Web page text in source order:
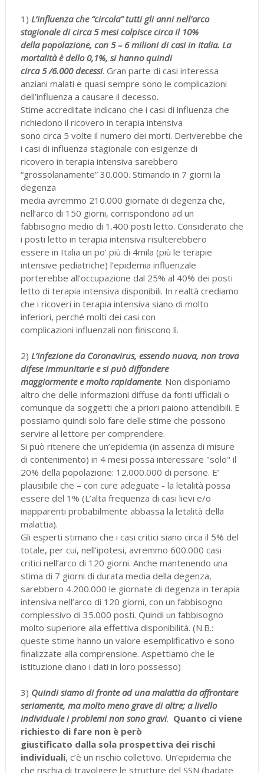
1) L’influenza che “circola” tutti gli anni nell’arco
stagionale di circa 5 mesi colpisce circa il 10%
della popolazione, con 5 – 6 milioni di casi in Italia. La
mortalità è dello 0,1%, si hanno quindi
circa 5 /6.000 decessi. Gran parte di casi interessa
anziani malati e quasi sempre sono le complicazioni
dell’influenza a causare il decesso.
Stime accreditate indicano che i casi di influenza che
richiedono il ricovero in terapia intensiva
sono circa 5 volte il numero dei morti. Deriverebbe che
i casi di influenza stagionale con esigenze di
ricovero in terapia intensiva sarebbero
“grossolanamente” 30.000. Stimando in 7 giorni la
degenza
media avremmo 210.000 giornate di degenza che,
nell’arco di 150 giorni, corrispondono ad un
fabbisogno medio di 1.400 posti letto. Considerato che
i posti letto in terapia intensiva risulterebbero
essere in Italia un po’ più di 4mila (più le terapie
intensive pediatriche) l’epidemia influenzale
porterebbe all’occupazione dal 25% al 40% dei posti
letto di terapia intensiva disponibili. In realtà crediamo
che i ricoveri in terapia intensiva siano di molto
inferiori, perché molti dei casi con
complicazioni influenzali non finiscono lì.
2) L’infezione da Coronavirus, essendo nuova, non trova
difese immunitarie e si può diffondere
maggiormente e molto rapidamente. Non disponiamo
altro che delle informazioni diffuse da fonti ufficiali o
comunque da soggetti che a priori paiono attendibili. E
possiamo quindi solo fare delle stime che possono
servire al lettore per comprendere.
Si può ritenere che un’epidemia (in assenza di misure
di contenimento) in 4 mesi possa interessare "solo" il
20% della popolazione: 12.000.000 di persone. E’
plausibile che – con cure adeguate - la letalità possa
essere del 1% (L’alta frequenza di casi lievi e/o
inapparenti probabilmente abbassa la letalità della
malattia).
Gli esperti stimano che i casi critici siano circa il 5% del
totale, per cui, nell’ipotesi, avremmo 600.000 casi
critici nell’arco di 120 giorni. Anche mantenendo una
stima di 7 giorni di durata media della degenza,
sarebbero 4.200.000 le giornate di degenza in terapia
intensiva nell’arco di 120 giorni, con un fabbisogno
complessivo di 35.000 posti. Quindi un fabbisogno
molto superiore alla effettiva disponibilità. (N.B.:
queste stime hanno un valore esemplificativo e sono
finalizzate alla comprensione. Aspettiamo che le
istituzione diano i dati in loro possesso)
3) Quindi siamo di fronte ad una malattia da affrontare
seriamente, ma molto meno grave di altre; a livello
individuale i problemi non sono gravi. Quanto ci viene
richiesto di fare non è però
giustificato dalla sola prospettiva dei rischi
individuali, c’è un rischio collettivo. Un’epidemia che
che rischia di travolgere le strutture del SSN (badate